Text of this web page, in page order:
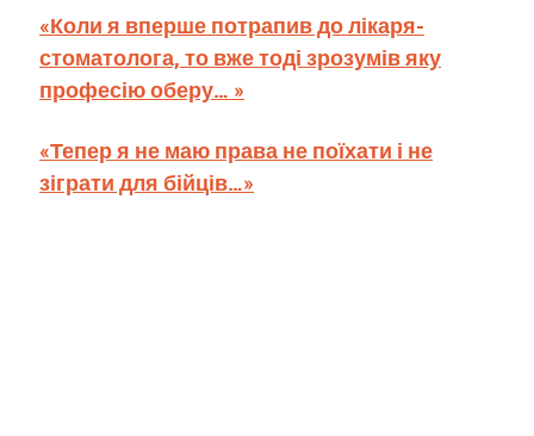
«Коли я вперше потрапив до лікаря-
стоматолога, то вже тоді зрозумів яку
професію оберу… »
«Тепер я не маю права не поїхати і не
зіграти для бійців…»